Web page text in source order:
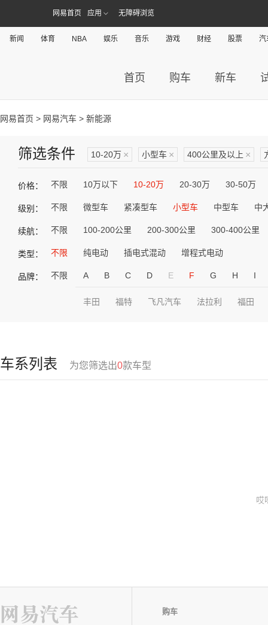
网易首页 应用 无障碍浏览
新闻 体育 NBA 娱乐 音乐 游戏 财经 股票 汽
首页 购车 新车
网易首页 > 网易汽车 > 新能源
筛选条件 10-20万 × 小型车 × 400公里及以上 ×
价格： 不限 10万以下 10-20万 20-30万 30-50万
级别： 不限 微型车 紧凑型车 小型车 中型车 中
续航： 不限 100-200公里 200-300公里 300-400公里
类型： 不限 纯电动 插电式混动 增程式电动
品牌： 不限 A B C D E F G H I
丰田 福特 飞凡汽车 法拉利 福田
车系列表 为您筛选出0款车型
哎
购车